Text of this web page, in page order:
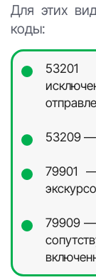
Для этих
коды:
53201
53209 —
79901 —
79909 —